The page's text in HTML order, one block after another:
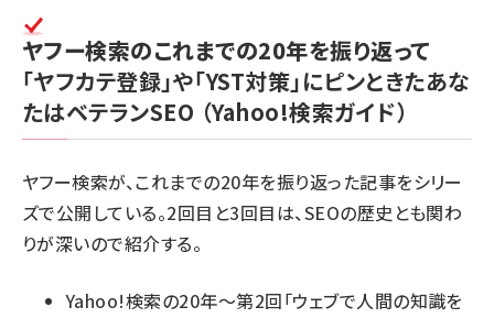
ヤフー検索のこれまでの20年を振り返って
「ヤフカテ登録」や「YST対策」にピンときたあな
たはベテランSEO （Yahoo!検索ガイド）
ヤフー検索が、これまでの20年を振り返った記事をシリー
ズで公開している。2回目と3回目は、SEOの歴史とも関わ
りが深いので紹介する。
Yahoo!検索の20年～第2回「ウェブで人間の知識を